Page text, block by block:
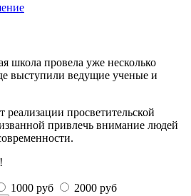
школа провела уже несколько
выступили ведущие ученые и
просветительской
привлечь внимание людей
1000 руб 2000 руб